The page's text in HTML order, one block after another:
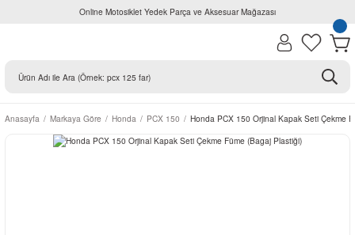
Online Motosiklet Yedek Parça ve Aksesuar Mağazası
Anasayfa Markaya Göre Honda PCX 150 Honda PCX 150 Orjinal Kapak Seti Çekme